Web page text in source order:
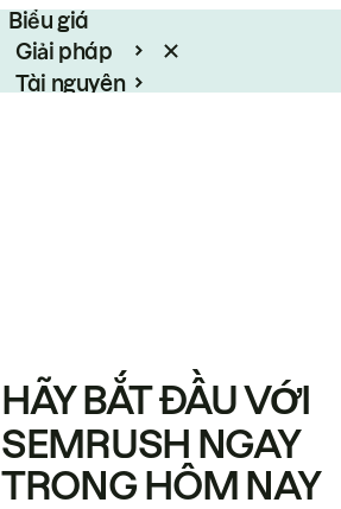
Biểu giá
Giải pháp
Tài nguyên
HÃY BẮT ĐẦU VỚI
SEMRUSH NGAY
TRONG HÔM NAY